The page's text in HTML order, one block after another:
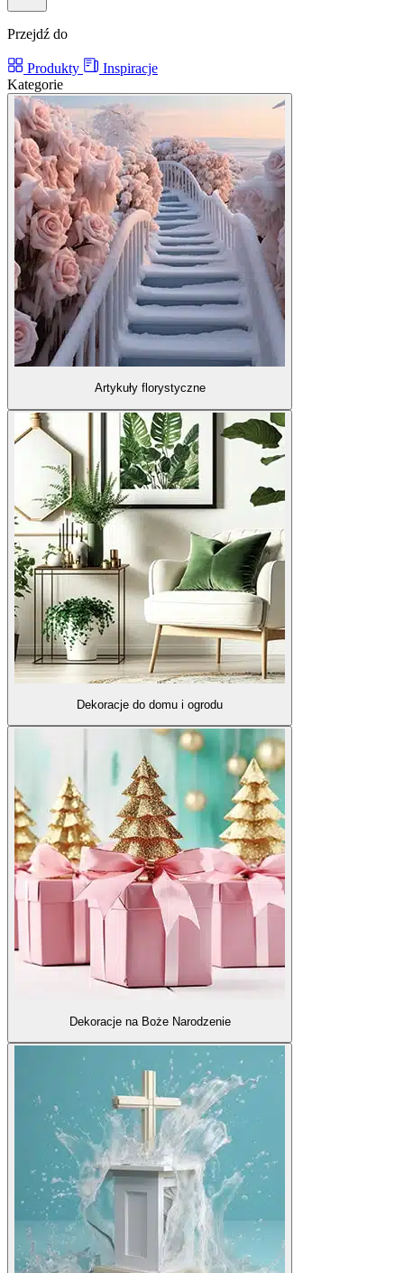
Przejdź do
Produkty
Inspiracje
Kategorie
Artykuły florystyczne
Dekoracje do domu i ogrodu
Dekoracje na Boże Narodzenie